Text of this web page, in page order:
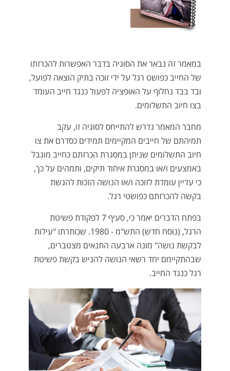
במאמר זה נבאר את הסוגיה בדבר האפשרות להכרזתו
של החייב כפושט רגל על ידי זוכה בתיק הוצאה לפועל,
ובד בבד נחלוף על האופציה לפעול כנגד חייב העומד
בצו חיוב התשלומים.
מחבר המאמר נדרש להתייחס לסוגיה זו, עקב
תמיהתם של חייבים המקיימים תמידים כסדרם את צו
חיוב התשלומים שניתן במסגרת הכרזתם כחייב מוגבל
באמצעים ו/או במסגרת איחוד תיקים, ותמהים על כך,
כי עדיין עומדת לזוכה ו/או הנושה הזכות להגשת
בקשה להכרזתם כפושטי רגל.
בפתח הדברים יאמר כי, סעיף 7 לפקודת פשיטת
הרגל, (נוסח חדש) התש"מ - 1980. שכותרתו "עילות
לבקשת נושה" מונה ארבעה התנאים מצטברים,
שבהתקיימם יחד רשאי הנושה להגיש בקשת פשיטת
רגל כנגד החייב.